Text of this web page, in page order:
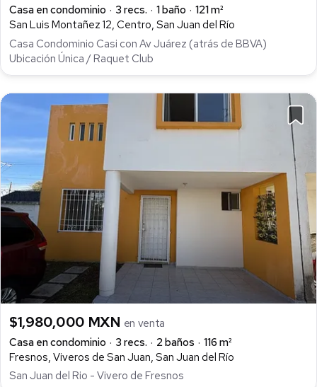
Casa en condominio
3 recs. 1 baño
121 m²
San Luis Montañez 12, Centro, San Juan del Río
Casa Condominio Casi con Av Juárez (atrás de BBVA)
Ubicación Única / Raquet Club
$1,980,000 MXN en venta
Casa en condominio
3 recs. 2 baños
116 m²
Fresnos, Viveros de San Juan, San Juan del Río
San Juan del Rio - Vivero de Fresnos